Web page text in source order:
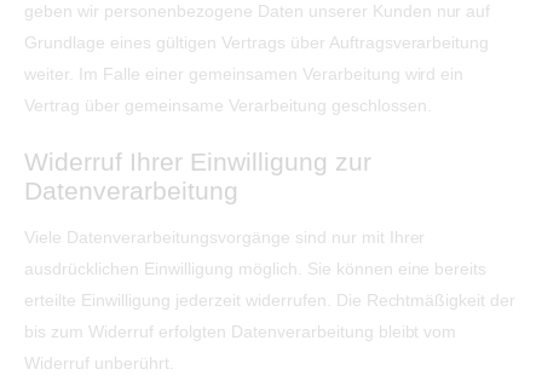
geben wir personenbezogene Daten unserer Kunden nur auf
Grundlage eines gültigen Vertrags über Auftragsverarbeitung
weiter. Im Falle einer gemeinsamen Verarbeitung wird ein
Vertrag über gemeinsame Verarbeitung geschlossen.
Widerruf Ihrer Einwilligung zur
Datenverarbeitung
Viele Datenverarbeitungsvorgänge sind nur mit Ihrer
ausdrücklichen Einwilligung möglich. Sie können eine bereits
erteilte Einwilligung jederzeit widerrufen. Die Rechtmäßigkeit der
bis zum Widerruf erfolgten Datenverarbeitung bleibt vom
Widerruf unberührt.